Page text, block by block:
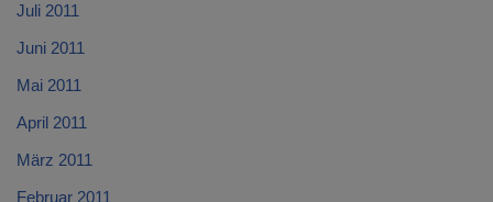
Juli 2011
Juni 2011
Mai 2011
April 2011
März 2011
Februar 2011